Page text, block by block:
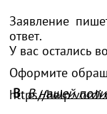
В:В нашей
Заявление
ответ.
У вас остались
Оформите
https//